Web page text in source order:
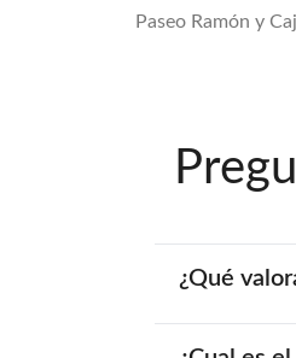
Paseo Ramón y
¿Qué